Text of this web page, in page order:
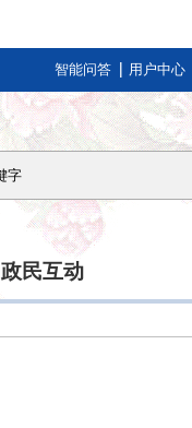
智能问答 用户中心
政民互动